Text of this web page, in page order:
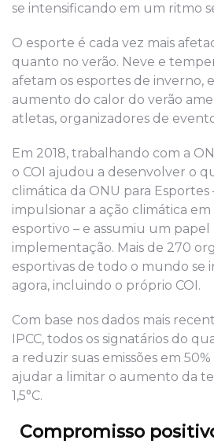
se intensificando em um ritmo
O esporte é cada vez mais
quanto no verão. Neve e
afetam os esportes de inverno,
aumento do calor do verão
atletas, organizadores de
Em 2018, trabalhando com a
o COI ajudou a desenvolver o
climática da ONU para Esportes
impulsionar a ação climática
esportivo – e assumiu um
implementação. Mais de 270
esportivas de todo o mundo se
agora, incluindo o próprio COI.
Com base nos dados mais
IPCC, todos os signatários do
a reduzir suas emissões em
ajudar a limitar o aumento da
1,5°C.
Compromisso